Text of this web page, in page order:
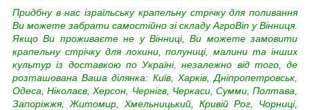
Придбну в нас ізраїльську крапельну стрічку для поливання
Ви можете забрати самостійно зі складу АгроВin у Вінниця.
Якщо Ви проживаєте не у Вінниці, Ви можете замовити
крапельну стрічку для лохини, полуниці, малини та інших
культур із доставкою по Україні, незалежно від того, де
розташована Ваша ділянка: Київ, Харків, Дніпропетровськ,
Одеса, Ніколаєв, Херсон, Чернігв, Черкаси, Сумми, Полтава,
Запоріжжя, Житомир, Хмельницький, Кривій Рог, Чорниці,